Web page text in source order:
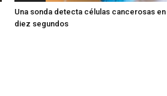
Una sonda detecta células cancerosas en
diez segundos